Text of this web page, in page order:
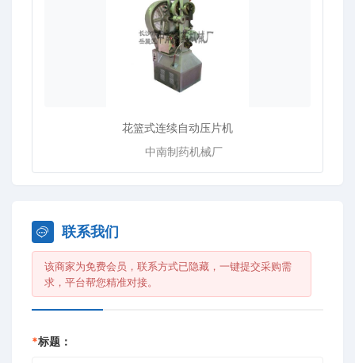
花篮式连续自动压片机
中南制药机械厂
联系我们
该商家为免费会员，联系方式已隐藏，一键提交采购需
求，平台帮您精准对接。
*标题：